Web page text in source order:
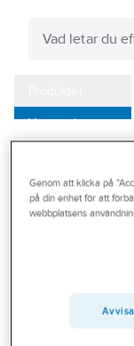
Varumärken
Outlet
Branscher
Genom att klicka på
på din enhet för att
webbplatsens